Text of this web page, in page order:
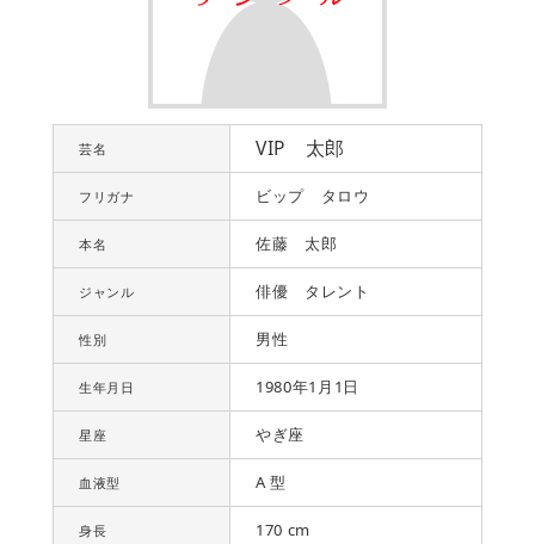
芸名 VIP 太郎
フリガナ ビップ タロウ
本名 佐藤 太郎
ジャンル 俳優 タレント
性別 男性
生年月日 1980年1月1日
星座 やぎ座
血液型 A 型
身長 170 cm